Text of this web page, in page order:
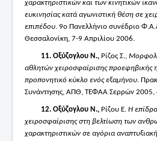
χαρακτηριστικών και των κινητικών
ευκινησίας κατά αγωνιστική θέση σε
επιπέδου. 9ο Πανελλήνιο συνέδριο
Θεσσαλονίκη, 7-9 Απριλίου 2006.
11. Οξύζογλου Ν., Ρίζος Σ.,
αθλητών χειροσφαίρισης προεφηβικής
προπονητικό κύκλο ενός εξαμήνου.
Συνάντησης, ΑΠΘ, ΤΕΦΑΑ Σερρών 2005,
12. Οξύζογλου Ν., Ρίζου Ε. Η
χειροσφαίρισης στη βελτίωση των
χαρακτηριστικών σε αγόρια